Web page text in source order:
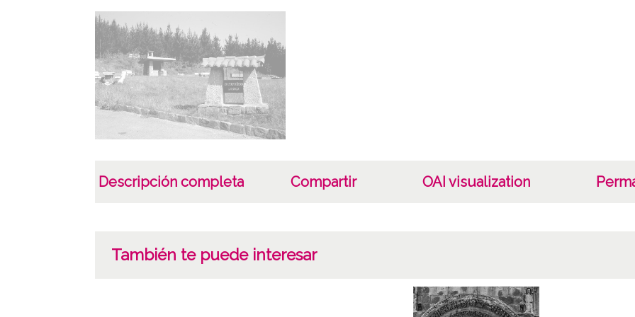
Descripción completa Compartir OAI visualization
También te puede interesar